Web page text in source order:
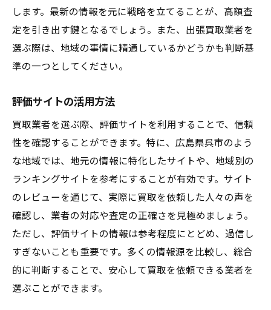
査定の信頼性を確認する方法
コストと利便性のバランス
出張買取のリスクと注意点
自宅での査定のプライバシー
高額査定を狙うための秘訣とは
品物の価値を事前に調べる
清潔さと保存状態を保つ
複数業者の査定を比較する
季節やタイミングを考慮する
プロによる査定を依頼する
店舗を構えていない業者に注意する理由
出張買取業者の信頼性を確認する
します。最新の情報を元に戦略を立てることが、高額査
定を引き出す鍵となるでしょう。また、出張買取業者を
選ぶ際は、地域の事情に精通しているかどうかも判断基
準の一つとしてください。
評価サイトの活用方法
買取業者を選ぶ際、評価サイトを利用することで、信頼
性を確認することができます。特に、広島県呉市のよう
な地域では、地元の情報に特化したサイトや、地域別の
ランキングサイトを参考にすることが有効です。サイト
のレビューを通じて、実際に買取を依頼した人々の声を
確認し、業者の対応や査定の正確さを見極めましょう。
ただし、評価サイトの情報は参考程度にとどめ、過信し
すぎないことも重要です。多くの情報源を比較し、総合
的に判断することで、安心して買取を依頼できる業者を
選ぶことができます。